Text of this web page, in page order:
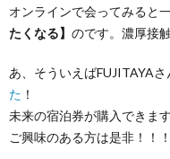
オンラインで会ってみると
たくなる】 のです。濃厚接
あ、そういえばFUJITAYAさ
た ！
未来の宿泊券が購入できます
ご興味のある方は是非！！！